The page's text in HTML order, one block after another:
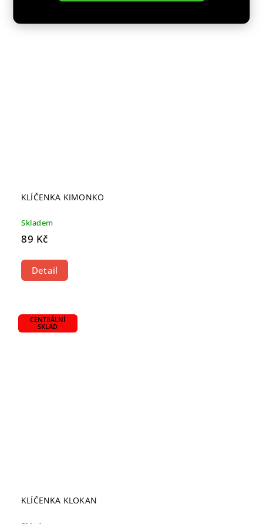
KLÍČENKA KIMONKO
Skladem
89 Kč
Detail
CENTRÁLNÍ
SKLAD
KLÍČENKA KLOKAN